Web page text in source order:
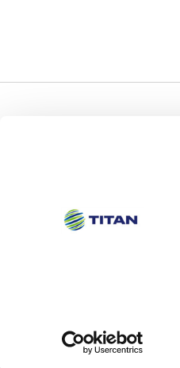
Sitemap